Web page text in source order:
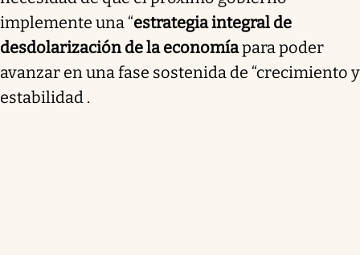
implemente una “estrategia integral de
desdolarización de la economíapara poder
avanzar en una fase sostenida de “crecimiento y
estabilidad .